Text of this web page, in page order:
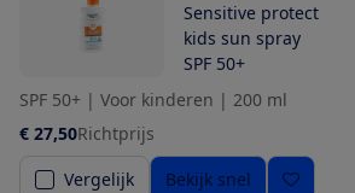
Sensitive protect
kids sun spray
SPF 50+
SPF 50+ | Voor kinderen | 200 ml
€ 27,50Richtprijs
Vergelijk
Bekijk snel